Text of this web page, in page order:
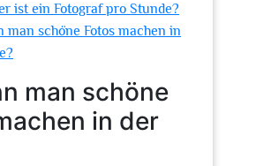
ist ein Fotograf pro Stunde?
man schöne Fotos machen in
man schöne
in der